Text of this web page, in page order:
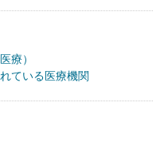
療）
ている医療機関